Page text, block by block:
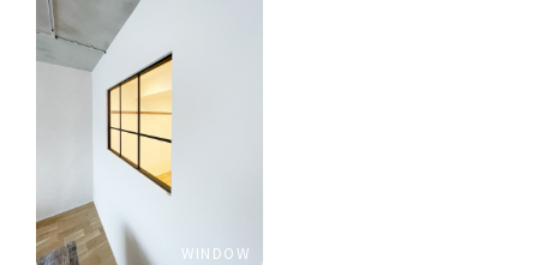
WINDOW